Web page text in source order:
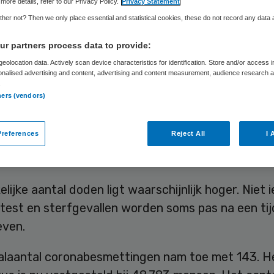
Skipr Redactie 14 juni 2020,14:59
voor Volksgezondheid en Milieu
komt het officiële dodental op 6059. De
zes nieuwe ziekenhuisopnames
aantal doden ligt waarschijnlijk hoger. Niet
en sterfgevallen worden soms pas na een
coronabesmettingen nam toe met 143.
not? Then we only place essential and statistical cookies, these do not record any data
partners process data to provide:
data. Actively scan device characteristics for identification. Store and/or access
advertising and content, advertising and content measurement, audience research
(vendors)
Reject All I